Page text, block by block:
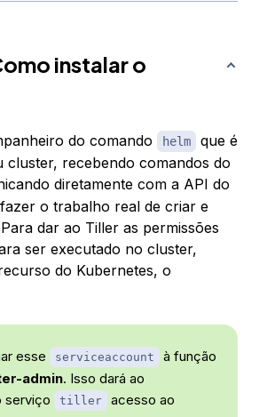
instalar o
do comando helm
que é
cluster, recebendo comandos do
diretamente com a API do
o trabalho real de criar e
dar ao Tiller as permissões
ser executado no cluster,
do Kubernetes, o
esse serviceaccount
à função
admin. Isso dará ao
serviço
tiller
acesso ao